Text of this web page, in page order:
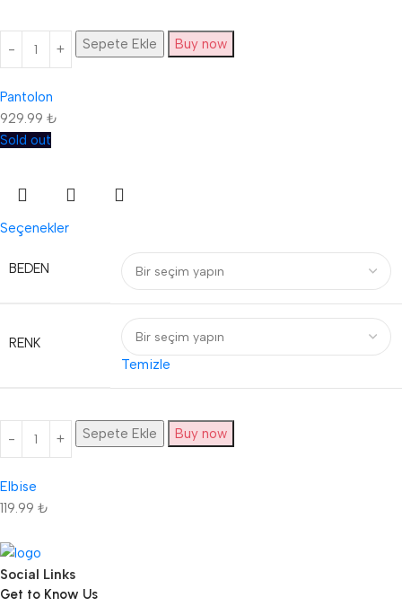
Sepete Ekle Buy now
Pantolon
929.99 ₺
Sold out
Seçenekler
BEDEN
RENK
Temizle
Sepete Ekle Buy now
Elbise
119.99 ₺
Social Links
Get to Know Us